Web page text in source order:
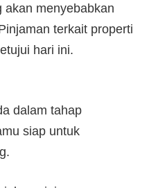
akan menyebabkan
terkait properti
hari ini.
dalam tahap
siap untuk